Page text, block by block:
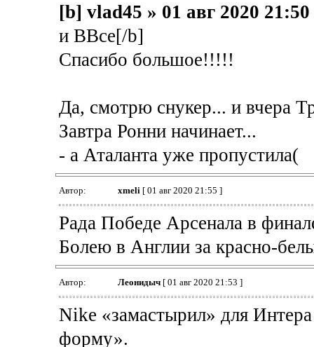
[b] vlad45 » 01 авг 2020 21:50
и ВВсе[/b]
Cпасибо большое!!!!!
Да, cмотрю снукер... и вчера
Завтра Ронни начинает...
- а Аталанта уже пропустила(
Автор: xmeli [ 01 авг 2020 21:55 ]
Рада Победе Арсенала в
Болею в Англии за красно-
Автор: Леонидыч[ 01 авг 2020 21:53 ]
Nike «замастырил» для
форму».